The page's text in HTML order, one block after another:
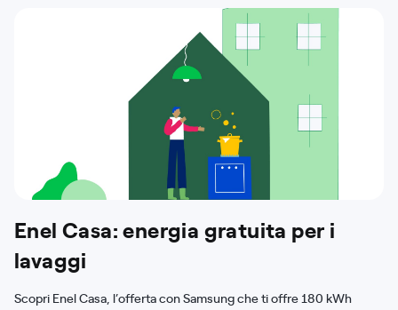
Enel Casa: energia gratuita per i
lavaggi
Scopri Enel Casa, l’offerta con Samsung che ti offre 180 kWh